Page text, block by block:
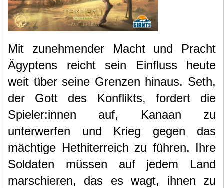
Mit zunehmender Macht und Pracht
Ägyptens reicht sein Einfluss heute
weit über seine Grenzen hinaus. Seth,
der Gott des Konflikts, fordert die
Spieler:innen auf, Kanaan zu
unterwerfen und Krieg gegen das
mächtige Hethiterreich zu führen. Ihre
Soldaten müssen auf jedem Land
marschieren, das es wagt, ihnen zu